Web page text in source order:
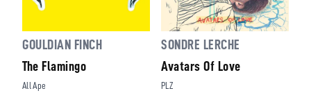
GOULDIAN FINCH
The Flamingo
All Ape
SONDRE LERCHE
Avatars Of Love
PLZ